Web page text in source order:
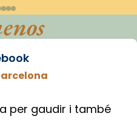
per gaudir i també